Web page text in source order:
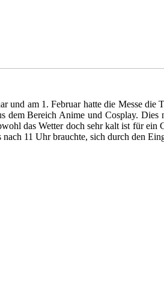
am 1. Februar hatte die Messe
Bereich Anime und Cosplay.
das Wetter doch sehr kalt ist für ein
11 Uhr brauchte, sich durch den